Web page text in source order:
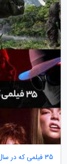
35 فیلمی که در سال 2020 نباید از دست بدهید